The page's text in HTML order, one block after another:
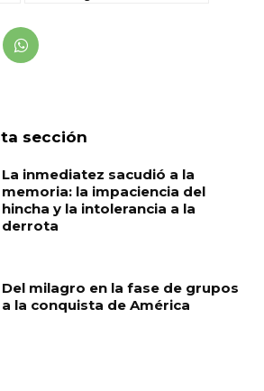
sección
La inmediatez sacudió a la
memoria: la impaciencia del
hincha y la intolerancia a la
derrota
Del milagro en la fase de grupos
a la conquista de América